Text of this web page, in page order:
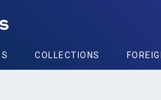
COLLECTIONS